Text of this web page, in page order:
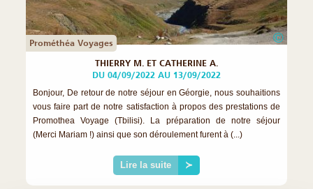
Prométhéa Voyages ©
THIERRY M. ET CATHERINE A.
DU 04/09/2022 AU 13/09/2022
Bonjour, De retour de notre séjour en Géorgie, nous souhaitions
vous faire part de notre satisfaction à propos des prestations de
Promothea Voyage (Tbilisi). La préparation de notre séjour
(Merci Mariam !) ainsi que son déroulement furent à (...)
Lire la suite ≻